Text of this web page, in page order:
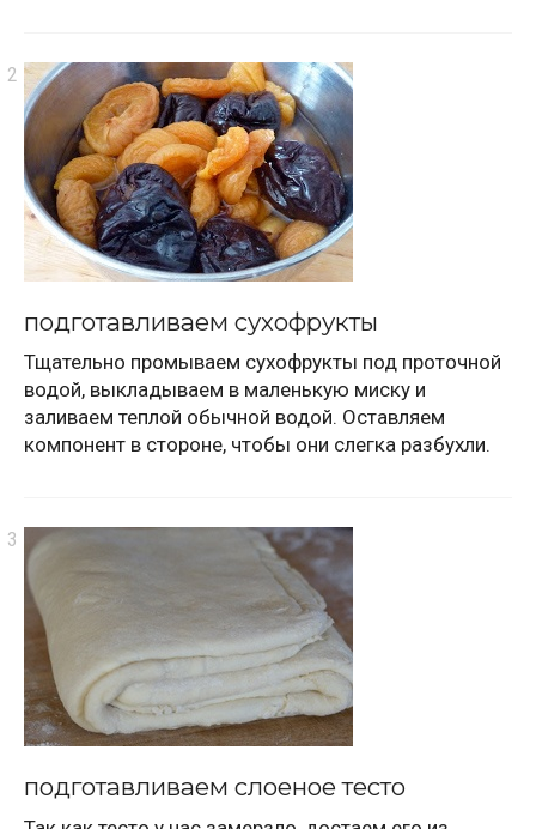
подготавливаем сухофрукты
Тщательно промываем сухофрукты под проточной
водой, выкладываем в маленькую миску и
заливаем теплой обычной водой. Оставляем
компонент в стороне, чтобы они слегка разбухли.
подготавливаем слоеное тесто